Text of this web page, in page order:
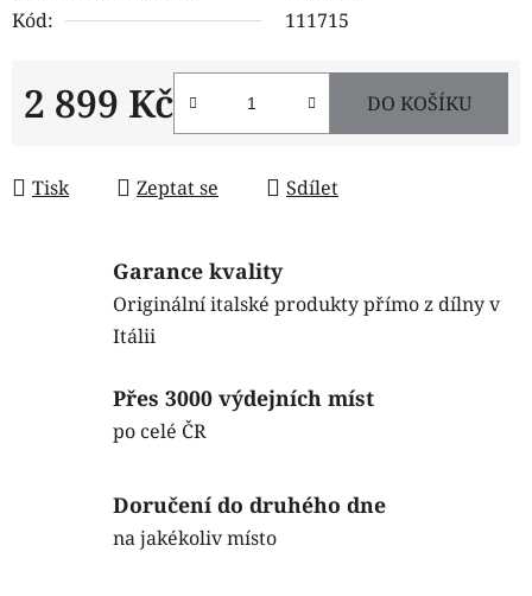
Kód:
111715
2 899 Kč DO KOŠÍKU
Tisk Zeptat se Sdílet
Garance kvality
Originální italské produkty přímo z dílny v
Itálii
Přes 3000 výdejních míst
po celé ČR
Doručení do druhého dne
na jakékoliv místo